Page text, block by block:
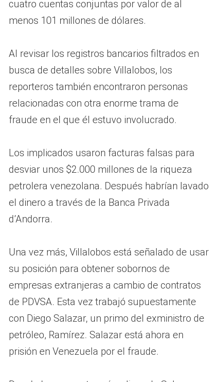
cuatro cuentas conjuntas por valor de al
menos 101 millones de dólares.
Al revisar los registros bancarios filtrados en
busca de detalles sobre Villalobos, los
reporteros también encontraron personas
relacionadas con otra enorme trama de
fraude en el que él estuvo involucrado.
Los implicados usaron facturas falsas para
desviar unos $2.000 millones de la riqueza
petrolera venezolana. Después habrían lavado
el dinero a través de la Banca Privada
d’Andorra.
Una vez más, Villalobos está señalado de usar
su posición para obtener sobornos de
empresas extranjeras a cambio de contratos
de PDVSA. Esta vez trabajó supuestamente
con Diego Salazar, un primo del exministro de
petróleo, Ramírez. Salazar está ahora en
prisión en Venezuela por el fraude.